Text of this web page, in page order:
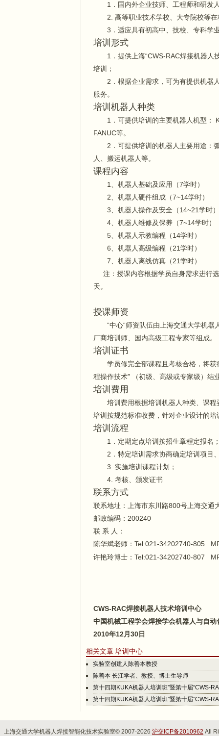
1．国内外企业技师、工程师和研发
2. 高等职业技术学校、大专院校等
3．适应具有初高中、技校、专科学
培训形式
1．提供上海“CWS-RAC焊接机器人
培训；
2．根据企业需求，可为有提供机器
服务。
培训机器人种类
1．可提供培训的主要机器人机型：
FANUC等。
2．可提供培训的机器人主要用途：
人、搬运机器人等。
课程内容
1、机器人基础及应用（7学时）
2、机器人硬件组成（7~14学时）
3、机器人操作及安全（14~21学时
4、机器人维修及保养（7~14学时）
5、机器人示教编程（14学时）
6、机器人高级编程（21学时）
7、机器人离线仿真（21学时）
注：授课内容根据学员自身需求进行
天。
授课师资
“中心“师资队伍由上海交通大学机
厂商培训师、国内高级工程专家等组成。
培训证书
学员修完全部课程且考核合格，将获
程操作技术” （初级、高级或专家级）结
培训费用
培训费用根据培训机器人种类、课
培训按规范标准收费，针对企业设计的
培训流程
1．定期定点培训按招生章程定报名
2．特定培训需求协商确定培训项目
3. 实施培训课程计划；
4. 考核、颁发证书
联系方式
联系地址：上海市东川路800号上海交通
邮政编码：200240
联 系 人：
陈华斌老师：Tel:021-34202740-805
许艳玲博士：Tel:021-34202740-807
CWS-RAC焊接机器人技术培训中心
中国机械工程学会焊接学会机器人与自动
2010年12月30日
相关文章 培训中心
实验室创建人陈善本教授
陈善本 长江学者、教授、博士生导师
第十四期KUKA机器人培训班”暨第十届“CWS-
第十四期KUKA机器人培训班”暨第十届“CWS-
上海交通大学机器人焊接智能化技术实验室© 2007-2026 沪交ICP备2010962 All